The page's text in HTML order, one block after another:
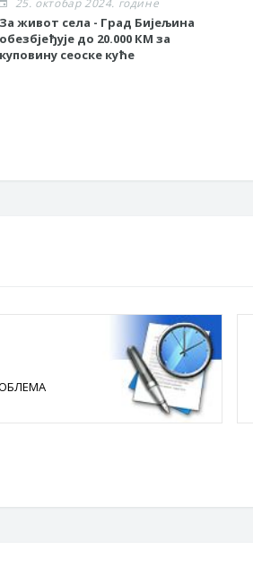
25. октобар 2024. године
За живот села - Град Бијељина
обезбјеђује до 20.000 КМ за
куповину сеоске куће